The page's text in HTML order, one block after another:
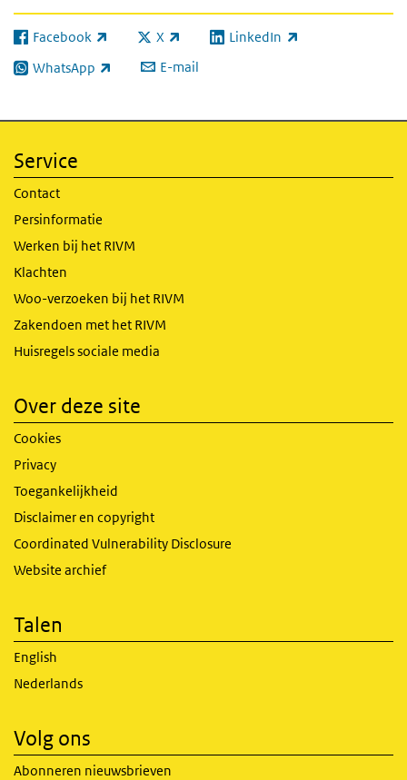
Facebook
(externe link) X
(externe link) LinkedIn
(externe link)
WhatsApp
(externe link) E-mail
Service
Contact
Persinformatie
Werken bij het RIVM
Klachten
Woo-verzoeken bij het RIVM
Zakendoen met het RIVM
Huisregels sociale media
Over deze site
Cookies
Privacy
Toegankelijkheid
Disclaimer en copyright
Coordinated Vulnerability Disclosure
Website archief
Talen
English
Nederlands
Volg ons
Abonneren nieuwsbrieven